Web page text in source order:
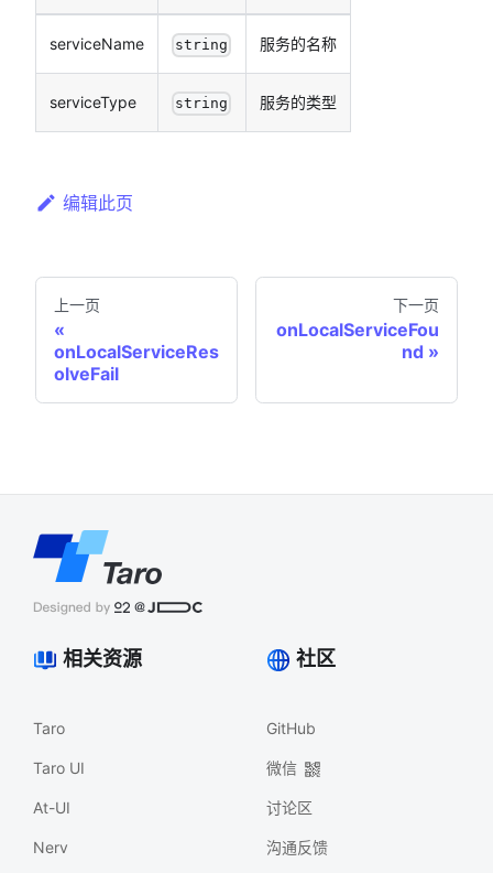
serviceName string 服务的名称
serviceType string 服务的类型
编辑此页
上一页
onLocalServiceRes
olveFail
下一页
onLocalServiceFou
nd
相关资源
Taro
Taro UI
At-UI
Nerv
社区
GitHub
微信
讨论区
沟通反馈